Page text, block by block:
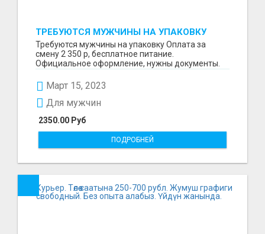
ТРЕБУЮТСЯ МУЖЧИНЫ НА УПАКОВКУ
Требуются мужчины на упаковку Оплата за
смену 2 350 р, бесплатное питание.
Официальное оформление, нужны документы.
Март 15, 2023
2350.00 Руб
Для мужчин
ПОДРОБНЕЙ